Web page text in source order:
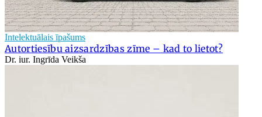
Intelektuālais īpašums
Autortiesību aizsardzības zīme – kad to lietot?
Dr. iur. Ingrīda Veikša